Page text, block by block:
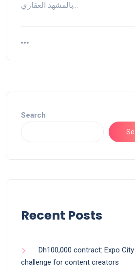
بالمشهد العقاري…
Search
Recent Posts
Dh100,000 contract: Expo
challenge for content creators